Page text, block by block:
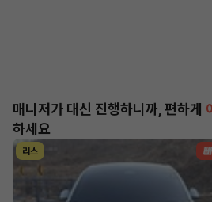
매니저가 대신 진행하니까, 편하게
하세요
리스